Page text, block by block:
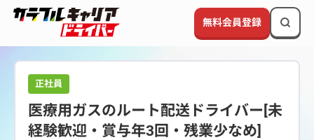
無料会員登録
正社員
医療用ガスのルート配送ドライバー[未
経験歓迎・賞与年3回・残業少なめ]